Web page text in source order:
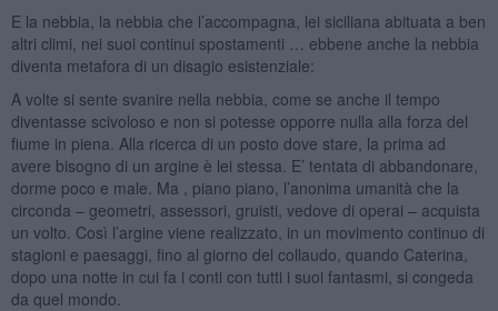
E la nebbia, la nebbia che l’accompagna, lei siciliana abituata a ben
altri climi, nei suoi continui spostamenti … ebbene anche la nebbia
diventa metafora di un disagio esistenziale:
A volte si sente svanire nella nebbia, come se anche il tempo
diventasse scivoloso e non si potesse opporre nulla alla forza del
fiume in piena. Alla ricerca di un posto dove stare, la prima ad
avere bisogno di un argine è lei stessa. E’ tentata di abbandonare,
dorme poco e male. Ma , piano piano, l’anonima umanità che la
circonda – geometri, assessori, gruisti, vedove di operai – acquista
un volto. Così l’argine viene realizzato, in un movimento continuo di
stagioni e paesaggi, fino al giorno del collaudo, quando Caterina,
dopo una notte in cui fa i conti con tutti i suoi fantasmi, si congeda
da quel mondo.